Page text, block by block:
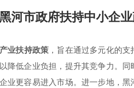
河市政府扶持中小企
产业扶持政策 ，旨在通过多元化的
降低企业负担，提升其竞争力。
业更容易进入市场。进一步地，